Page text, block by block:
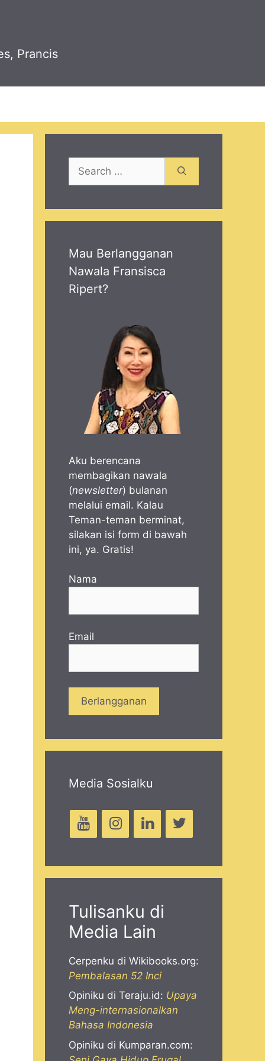
Prancis
Search
for:
Mau Berlangganan
Nawala Fransisca
Ripert?
Aku berencana
membagikan nawala
(newsletter) bulanan
melalui email. Kalau
Teman-teman berminat,
silakan isi form di bawah
ini, ya. Gratis!
Nama
Email
Media Sosialku
Tulisanku di
Media Lain
Cerpenku di Wikibooks.org:
Pembalasan 52 Inci
Opiniku di Teraju.id: Upaya
Meng-internasionalkan
Bahasa Indonesia
Opiniku di Kumparan.com: